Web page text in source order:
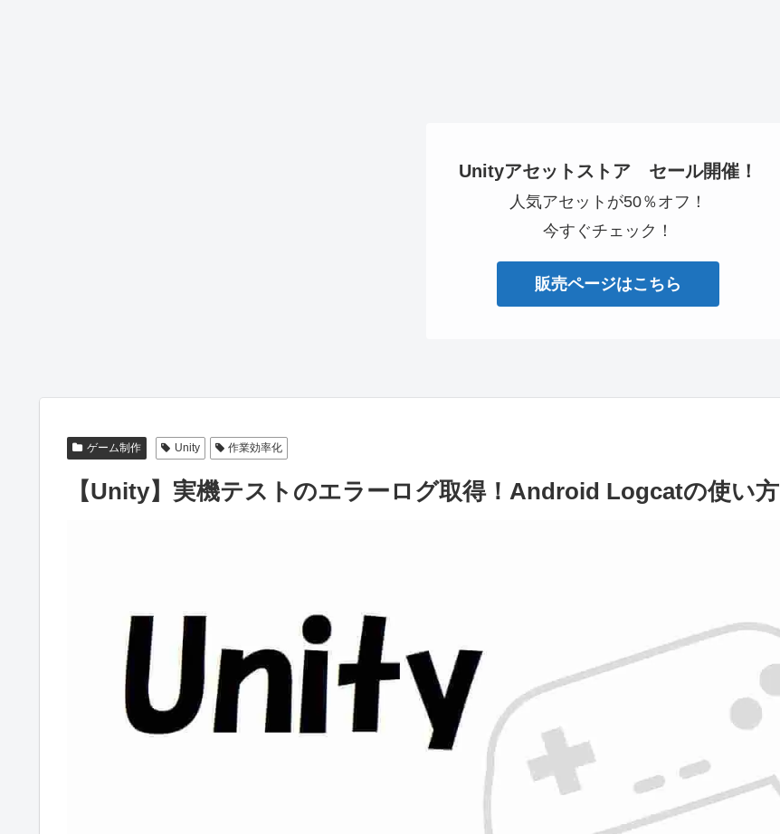
Unityアセットストア セール開催！
人気アセットが50％オフ！
今すぐチェック！
販売ページはこちら
ゲーム制作 Unity 作業効率化
【Unity】実機テストのエラーログ取得！Android Logcatの使い方